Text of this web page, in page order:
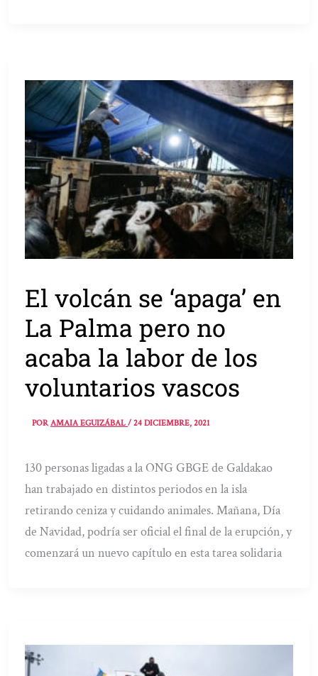
El volcán se ‘apaga’ en
La Palma pero no
acaba la labor de los
voluntarios vascos
PORAMAIA EGUIZÁBAL/24 DICIEMBRE, 2021
130 personas ligadas a la ONG GBGE de Galdakao
han trabajado en distintos periodos en la isla
retirando ceniza y cuidando animales. Mañana, Día
de Navidad, podría ser oficial el final de la erupción, y
comenzará un nuevo capítulo en esta tarea solidaria